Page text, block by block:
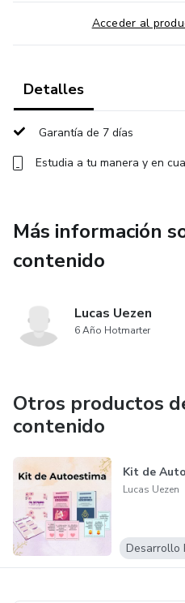
Acceder al
Detalles
Garantía de 7 días
Estudia a tu manera y en
Más información
contenido
Lucas Uezen
6 Año Hotmarter
Otros productos
contenido
Kit de
Lucas Uezen